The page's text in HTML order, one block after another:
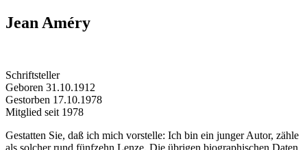
Jean Améry
Schriftsteller
Geboren 31.10.1912
Gestorben 17.10.1978
Mitglied seit 1978
Gestatten Sie, daß ich mich vorstelle: Ich bin ein junger Autor, zähle
als solcher rund fünfzehn Lenze. Die übrigen biographischen Daten